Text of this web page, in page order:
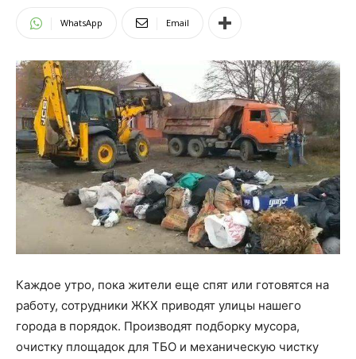
WhatsApp Email
Каждое утро, пока жители еще спят или готовятся на
работу, сотрудники ЖКХ приводят улицы нашего
города в порядок. Производят подборку мусора,
очистку площадок для ТБО и механическую чистку